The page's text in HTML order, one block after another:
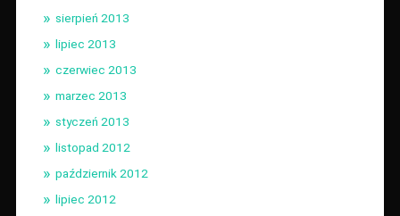
sierpień 2013
lipiec 2013
czerwiec 2013
marzec 2013
styczeń 2013
listopad 2012
październik 2012
lipiec 2012